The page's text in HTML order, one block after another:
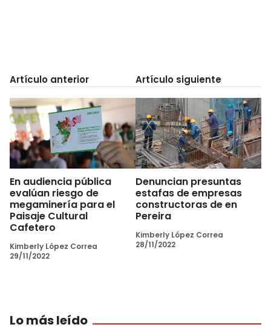
Artículo anterior
En audiencia pública
evalúan riesgo de
megaminería para el
Paisaje Cultural
Cafetero
Kimberly López Correa
29/11/2022
Artículo siguiente
Denuncian presuntas
estafas de empresas
constructoras de en
Pereira
Kimberly López Correa
28/11/2022
Lo más leído